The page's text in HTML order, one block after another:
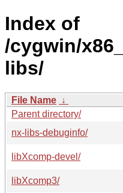
Index of
/cygwin/
libs/
File Name ↓
Parent directory/
nx-libs-debuginfo/
libXcomp-devel/
libXcomp3/